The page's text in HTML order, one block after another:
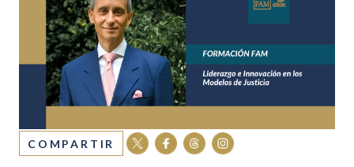
COMPARTIR